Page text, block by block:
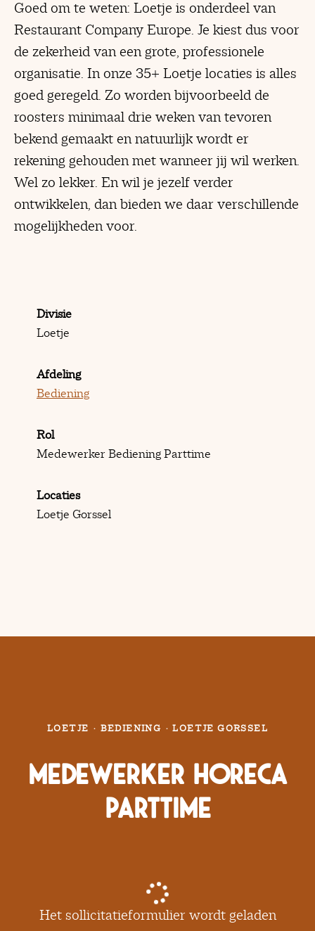
Goed om te weten: Loetje is onderdeel van
Restaurant Company Europe. Je kiest dus voor
de zekerheid van een grote, professionele
organisatie. In onze 35+ Loetje locaties is alles
goed geregeld. Zo worden bijvoorbeeld de
roosters minimaal drie weken van tevoren
bekend gemaakt en natuurlijk wordt er
rekening gehouden met wanneer jij wil werken.
Wel zo lekker. En wil je jezelf verder
ontwikkelen, dan bieden we daar verschillende
mogelijkheden voor.
Divisie
Loetje
Afdeling
Bediening
Rol
Medewerker Bediening Parttime
Locaties
Loetje Gorssel
LOETJE · BEDIENING · LOETJE GORSSEL
Medewerker Horeca
Parttime
Het sollicitatieformulier wordt geladen